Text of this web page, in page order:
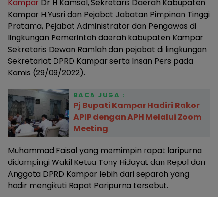
Kampar Dr H Kamsol, Sekretaris Daerah Kabupaten
Kampar H.Yusri dan Pejabat Jabatan Pimpinan Tinggi
Pratama, Pejabat Administrator dan Pengawas di
lingkungan Pemerintah daerah kabupaten Kampar
Sekretaris Dewan Ramlah dan pejabat di lingkungan
Sekretariat DPRD Kampar serta Insan Pers pada
Kamis (29/09/2022).
BACA JUGA :
Pj Bupati Kampar Hadiri Rakor
APIP dengan APH Melalui Zoom
Meeting
Muhammad Faisal yang memimpin rapat laripurna
didampingi Wakil Ketua Tony Hidayat dan Repol dan
Anggota DPRD Kampar lebih dari separoh yang
hadir mengikuti Rapat Paripurna tersebut.